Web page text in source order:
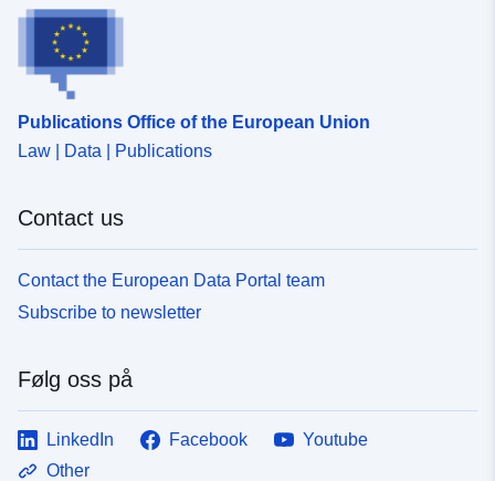
Publications Office of the European Union
Law | Data | Publications
Contact us
Contact the European Data Portal team
Subscribe to newsletter
Følg oss på
LinkedIn Facebook
Youtube
Other